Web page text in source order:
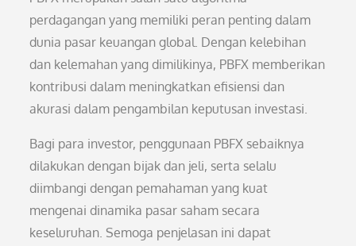
perdagangan yang memiliki peran penting dalam
dunia pasar keuangan global. Dengan kelebihan
dan kelemahan yang dimilikinya, PBFX memberikan
kontribusi dalam meningkatkan efisiensi dan
akurasi dalam pengambilan keputusan investasi.
Bagi para investor, penggunaan PBFX sebaiknya
dilakukan dengan bijak dan jeli, serta selalu
diimbangi dengan pemahaman yang kuat
mengenai dinamika pasar saham secara
keseluruhan. Semoga penjelasan ini dapat